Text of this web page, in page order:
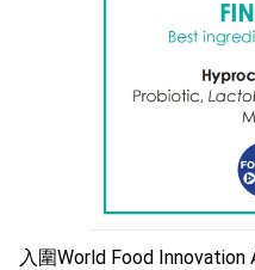
入圍World Food